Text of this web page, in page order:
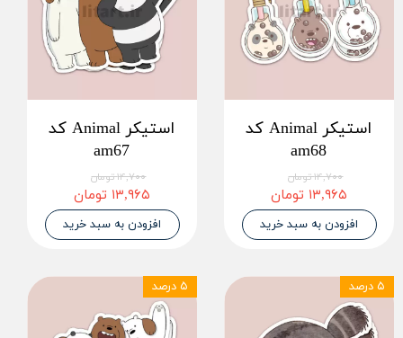
استیکر Animal کد
am68
۱۴,۷۰۰ تومان
۱۳,۹۶۵ تومان
افزودن به سبد خرید
استیکر Animal کد
am67
۱۴,۷۰۰ تومان
۱۳,۹۶۵ تومان
افزودن به سبد خرید
۵ درصد ۵ درصد